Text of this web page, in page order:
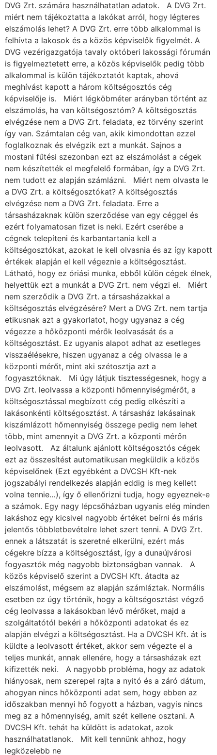
DVG Zrt. számára használhatatlan adatok. A DVG Zrt.
miért nem tájékoztatta a lakókat arról, hogy légteres
elszámolás lehet? A DVG Zrt. erre több alkalommal is
felhívta a lakosok és a közös képviselők figyelmét. A
DVG vezérigazgatója tavaly októberi lakossági fórumán
is figyelmeztetett erre, a közös képviselők pedig több
alkalommal is külön tájékoztatót kaptak, ahová
meghívást kapott a három költségosztós cég
képviselője is. Miért légköbméter arányban történt az
elszámolás, ha van költségosztóm? A költségosztás
elvégzése nem a DVG Zrt. feladata, ez törvény szerint
így van. Számtalan cég van, akik kimondottan ezzel
foglalkoznak és elvégzik ezt a munkát. Sajnos a
mostani fűtési szezonban ezt az elszámolást a cégek
nem készítették el megfelelő formában, így a DVG Zrt.
nem tudott ez alapján számlázni. Miért nem olvasta le
a DVG Zrt. a költségosztókat? A költségosztás
elvégzése nem a DVG Zrt. feladata. Erre a
társasházaknak külön szerződése van egy céggel és
ezért folyamatosan fizet is neki. Ezért cserébe a
cégnek telepíteni és karbantartania kell a
költségosztókat, azokat le kell olvasnia és az így kapott
értékek alapján el kell végeznie a költségosztást.
Látható, hogy ez óriási munka, ebből külön cégek élnek,
helyettük ezt a munkát a DVG Zrt. nem végzi el. Miért
nem szerződik a DVG Zrt. a társasházakkal a
költségosztás elvégzésére? Mert a DVG Zrt. nem tartja
etikusnak azt a gyakorlatot, hogy ugyanaz a cég
végezze a hőközponti mérők leolvasását és a
költségosztást. Ez ugyanis alapot adhat az esetleges
visszaélésekre, hiszen ugyanaz a cég olvassa le a
központi mérőt, mint aki szétosztja azt a
fogyasztóknak. Mi úgy látjuk tisztességesnek, hogy a
DVG Zrt. leolvassa a központi hőmennyiségmérőt, a
költségosztással megbízott cég pedig elkészíti a
lakásonkénti költségosztást. A társasház lakásainak
kiszámlázott hőmennyiség összege pedig nem lehet
több, mint amennyit a DVG Zrt. a központi mérőn
leolvasott. Az általunk ajánlott költségosztós cégek
ezt az összesítést automatikusan megküldik a közös
képviselőnek (Ezt egyébként a DVCSH Kft-nek
jogszabályi rendelkezés alapján eddig is meg kellett
volna tennie…), így ő ellenőrizni tudja, hogy egyeznek-e
a számok. Egy nagy lépcsőházban ugyanis elég minden
lakáshoz egy kicsivel nagyobb értéket beírni és máris
jelentős többletbevételre lehet szert tenni. A DVG Zrt.
ennek a látszatát is szeretné elkerülni, ezért más
cégekre bízza a költségosztást, így a dunaújvárosi
fogyasztók még nagyobb biztonságban vannak. A
közös képviselő szerint a DVCSH Kft. átadta az
elszámolást, mégsem az alapján számláztak. Normális
esetben ez úgy történik, hogy a költségosztást végző
cég leolvassa a lakásokban lévő mérőket, majd a
szolgáltatótól bekéri a hőközponti adatokat és ez
alapján elvégzi a költségosztást. Ha a DVCSH Kft. át is
küldte a leolvasott értéket, akkor sem végezte el a
teljes munkát, annak ellenére, hogy a társasházak ezt
kifizették neki. A nagyobb probléma, hogy az adatok
hiányosak, nem szerepel rajta a nyitó és a záró dátum,
ahogyan nincs hőközponti adat sem, hogy ebben az
időszakban mennyi hő fogyott a házban, vagyis nincs
meg az a hőmennyiség, amit szét kellene osztani. A
DVCSH Kft. tehát ha küldött is adatokat, azok
használhatatlanok. Mit kell tennünk ahhoz, hogy
legközelebb ne